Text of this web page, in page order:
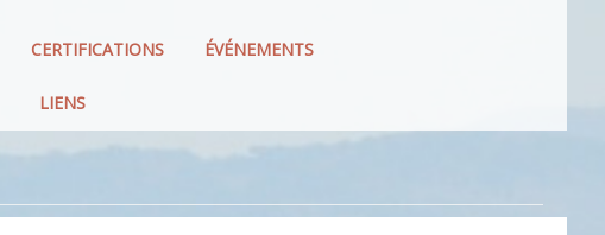
CERTIFICATIONS ÉVÉNEMENTS
LIENS